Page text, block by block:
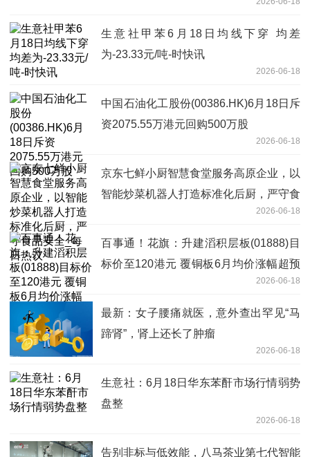
生意社甲苯6月18日均线下穿 均差
为-23.33元/吨-时快讯
2026-06-18
中国石油化工股份(00386.HK)6月18日斥
资2075.55万港元回购500万股
2026-06-18
京东七鲜小厨智慧食堂服务高原企业，以
智能炒菜机器人打造标准化后厨，严守食
2026-06-18
百事通！花旗：升建滔积层板(01888)目
标价至120港元 覆铜板6月均价涨幅超预
2026-06-18
最新：女子腰痛就医，意外查出罕见“马
蹄肾”，肾上还长了肿瘤
2026-06-18
生意社：6月18日华东苯酐市场行情弱势
盘整
2026-06-18
告别非标与低效能，八马茶业第七代智能